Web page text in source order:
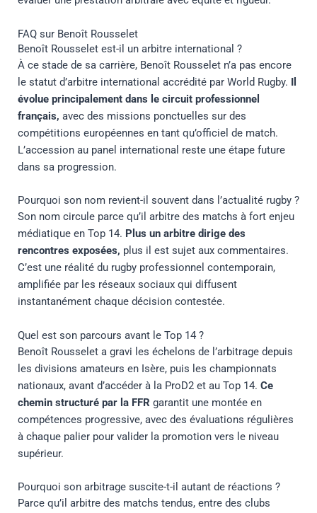
FAQ sur Benoît Rousselet
Benoît Rousselet est-il un arbitre international ?
À ce stade de sa carrière, Benoît Rousselet n’a pas encore
le statut d’arbitre international accrédité par World Rugby. Il
évolue principalement dans le circuit professionnel
français, avec des missions ponctuelles sur des
compétitions européennes en tant qu’officiel de match.
L’accession au panel international reste une étape future
dans sa progression.
Pourquoi son nom revient-il souvent dans l’actualité rugby ?
Son nom circule parce qu’il arbitre des matchs à fort enjeu
médiatique en Top 14. Plus un arbitre dirige des
rencontres exposées, plus il est sujet aux commentaires.
C’est une réalité du rugby professionnel contemporain,
amplifiée par les réseaux sociaux qui diffusent
instantanément chaque décision contestée.
Quel est son parcours avant le Top 14 ?
Benoît Rousselet a gravi les échelons de l’arbitrage depuis
les divisions amateurs en Isère, puis les championnats
nationaux, avant d’accéder à la ProD2 et au Top 14. Ce
chemin structuré par la FFR garantit une montée en
compétences progressive, avec des évaluations régulières
à chaque palier pour valider la promotion vers le niveau
supérieur.
Pourquoi son arbitrage suscite-t-il autant de réactions ?
Parce qu’il arbitre des matchs tendus, entre des clubs